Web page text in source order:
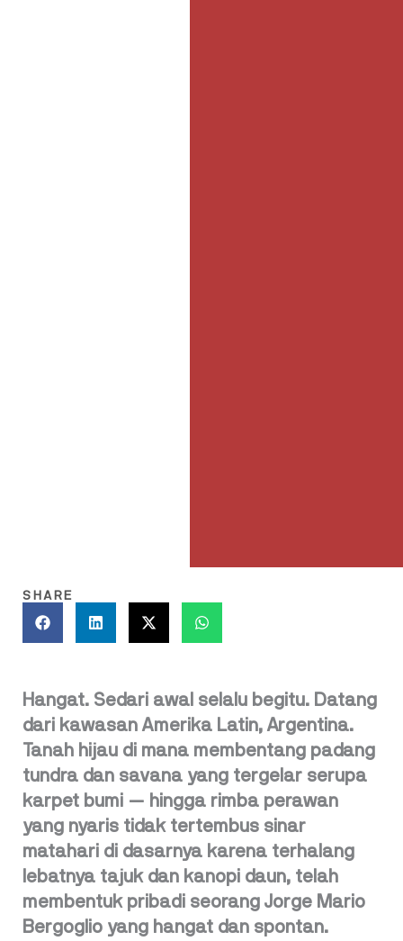
SHARE
Hangat. Sedari awal selalu begitu. Datang
dari kawasan Amerika Latin, Argentina.
Tanah hijau di mana membentang padang
tundra dan savana yang tergelar serupa
karpet bumi — hingga rimba perawan
yang nyaris tidak tertembus sinar
matahari di dasarnya karena terhalang
lebatnya tajuk dan kanopi daun, telah
membentuk pribadi seorang Jorge Mario
Bergoglio yang hangat dan spontan.